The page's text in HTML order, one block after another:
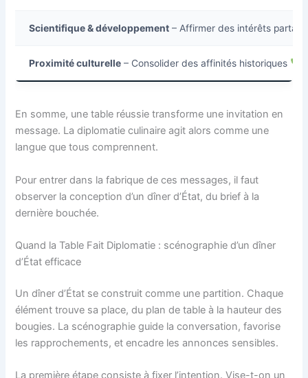
Scientifique & développement – Affirmer des intérêts
Proximité culturelle – Consolider des affinités historiques
En somme, une table réussie transforme une invitation en
message. La diplomatie culinaire agit alors comme une
langue que tous comprennent.
Pour entrer dans la fabrique de ces messages, il faut
observer la conception d’un dîner d’État, du brief à la
dernière bouchée.
Quand la Table Fait Diplomatie : scénographie d’un dîner
d’État efficace
Un dîner d’État se construit comme une partition. Chaque
élément trouve sa place, du plan de table à la hauteur des
bougies. La scénographie guide la conversation, favorise
les rapprochements, et encadre les annonces sensibles.
La première étape consiste à fixer l’intention. Vise-t-on un